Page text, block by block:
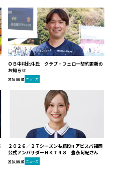
ＯＢ中村北斗氏 クラブ・フェロー契約更新の
お知らせ
2026.08.07 ニュース
２０２６／２７シーズンも続投!! アビスパ福岡
公式アンバサダーＨＫＴ４８ 豊永阿紀さん
2026.08.07 ニュース